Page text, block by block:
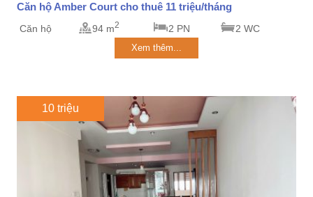
Căn hộ Amber Court cho thuê 11 triệu/tháng
Căn hộ 94 m2 2 PN 2 WC
Xem thêm...
10 triệu